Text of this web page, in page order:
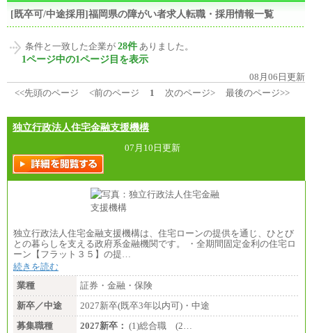
[既卒可/中途採用]福岡県の障がい者求人転職・採用情報一覧
条件と一致した企業が 28件 ありました。
1ページ中の1ページ目を表示
08月06日更新
<<先頭のページ
<前のページ 1 次のページ> 最後のページ>>
独立行政法人住宅金融支援機構
07月10日更新
独立行政法人住宅金融支援機構は、住宅ローンの提供を通じ、ひとび
との暮らしを支える政府系金融機関です。 ・全期間固定金利の住宅ロ
ーン【フラット３５】の提…
続きを読む
業種
証券・金融・保険
新卒／中途
2027新卒(既卒3年以内可)・中途
募集職種
2027新卒： (1)総合職 (2…